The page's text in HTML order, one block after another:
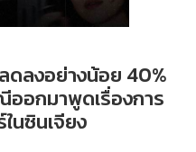
ลดลงอย่างน้อย 40%
อกมาพูดเรื่องการ
นซินเจียง